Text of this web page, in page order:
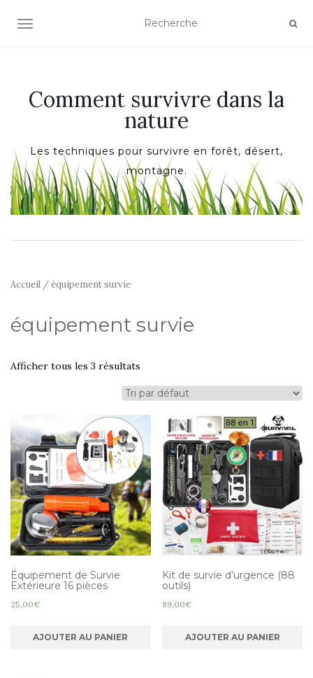
AFFICHER/MASQUER LA NAVIGATION
Comment survivre dans la
nature
Les techniques pour survivre en forêt, désert,
montagne.
Accueil / équipement survie
équipement survie
Afficher tous les 3 résultats
Équipement de Survie
Extérieure 16 pièces
25,00€
AJOUTER AU PANIER
Kit de survie d’urgence (88
outils)
89,00€
AJOUTER AU PANIER